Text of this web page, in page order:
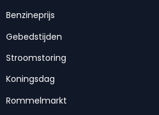
Benzineprijs
Gebedstijden
Stroomstoring
Koningsdag
Rommelmarkt